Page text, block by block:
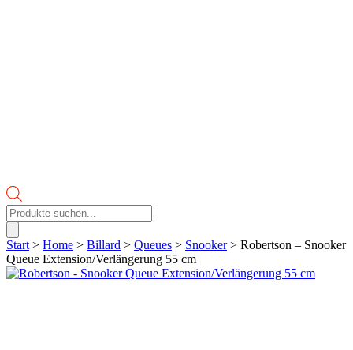
Products
search
Start > Home > Billard > Queues > Snooker> Robertson – Snooker
Queue Extension/Verlängerung 55 cm